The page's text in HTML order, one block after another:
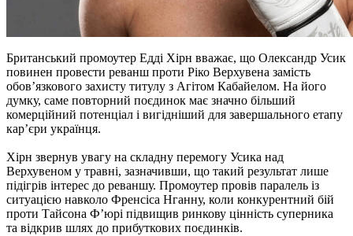
Британський промоутер Едді Хірн вважає, що Олександр Усик
повинен провести реванш проти Ріко Верхувена замість
обов’язкового захисту титулу з Агітом Кабайелом. На його
думку, саме повторний поєдинок має значно більший
комерційний потенціал і вигідніший для завершального етапу
кар’єри українця.
Хірн звернув увагу на складну перемогу Усика над
Верхувеном у травні, зазначивши, що такий результат лише
підігрів інтерес до реваншу. Промоутер провів паралель із
ситуацією навколо Френсіса Нганну, коли конкурентний бій
проти Тайсона Ф’юрі підвищив ринкову цінність суперника
та відкрив шлях до прибуткових поєдинків.